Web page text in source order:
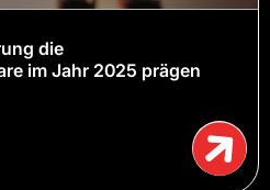
die
im Jahr 2025 prägen